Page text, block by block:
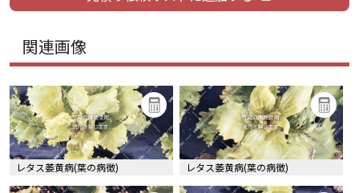
関連画像
レタス萎黄病(葉の病徴) レタス萎黄病(葉の病徴)